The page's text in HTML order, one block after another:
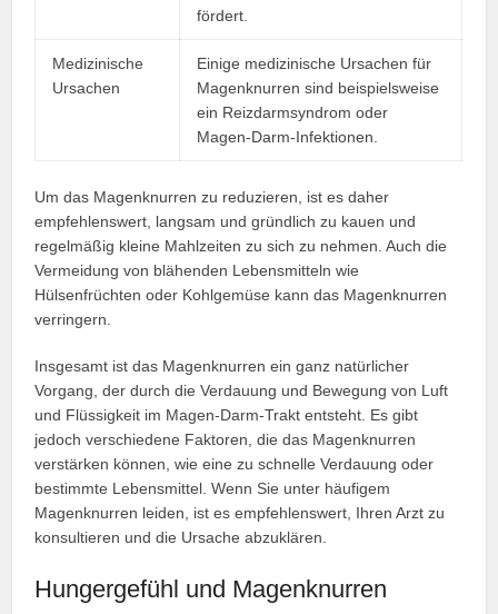
fördert.
Medizinische
Ursachen
Einige medizinische Ursachen für
Magenknurren sind beispielsweise
ein Reizdarmsyndrom oder
Magen-Darm-Infektionen.
Um das Magenknurren zu reduzieren, ist es daher
empfehlenswert, langsam und gründlich zu kauen und
regelmäßig kleine Mahlzeiten zu sich zu nehmen. Auch die
Vermeidung von blähenden Lebensmitteln wie
Hülsenfrüchten oder Kohlgemüse kann das Magenknurren
verringern.
Insgesamt ist das Magenknurren ein ganz natürlicher
Vorgang, der durch die Verdauung und Bewegung von Luft
und Flüssigkeit im Magen-Darm-Trakt entsteht. Es gibt
jedoch verschiedene Faktoren, die das Magenknurren
verstärken können, wie eine zu schnelle Verdauung oder
bestimmte Lebensmittel. Wenn Sie unter häufigem
Magenknurren leiden, ist es empfehlenswert, Ihren Arzt zu
konsultieren und die Ursache abzuklären.
Hungergefühl und Magenknurren